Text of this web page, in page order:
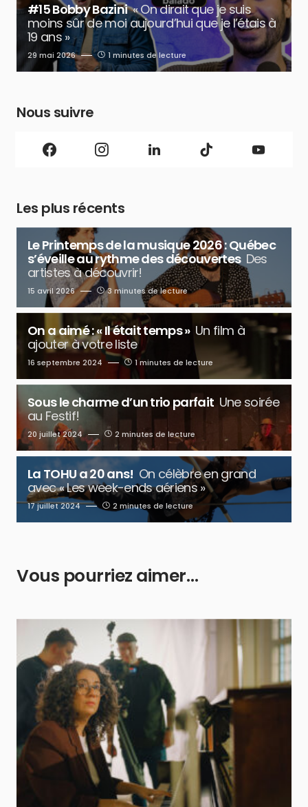
#15 Bobby Bazini « On dirait que je suis
moins sûr de moi aujourd’hui que je l’étais à
19 ans »
29 mai 2026 1 minutes de lecture
Nous suivre
Les plus récents
Le Printemps de la musique 2026 : Québec
s’éveille au rythme des découvertes Des
artistes à découvrir!
15 avril 2026 3 minutes de lecture
On a aimé : « Il était temps » Un film à
ajouter à votre liste
16 septembre 2024 1 minutes de lecture
Sous le charme d’un trio parfait Une soirée
au Festif!
20 juillet 2024 2 minutes de lecture
La TOHU a 20 ans! On célèbre en grand
avec « Les week-ends aériens »
17 juillet 2024 2 minutes de lecture
Vous pourriez aimer…